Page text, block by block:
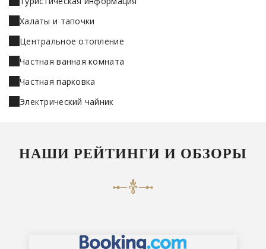
Халаты и тапочки
Центральное отопление
Частная ванная комната
Частная парковка
Электрический чайник
НАШИ РЕЙТИНГИ И ОБЗОРЫ